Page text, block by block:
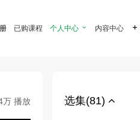
已购课程 个人中心  内容中心 
万 播放 选集(81)